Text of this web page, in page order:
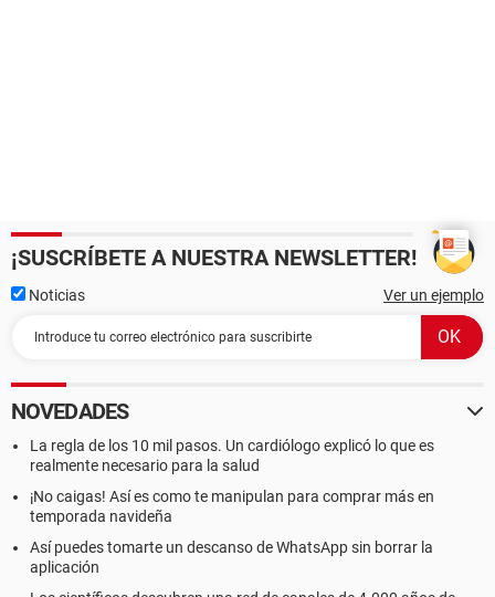
¡SUSCRÍBETE A NUESTRA NEWSLETTER!
Noticias Ver un ejemplo
NOVEDADES
La regla de los 10 mil pasos. Un cardiólogo explicó lo que es
realmente necesario para la salud
¡No caigas! Así es como te manipulan para comprar más en
temporada navideña
Así puedes tomarte un descanso de WhatsApp sin borrar la
aplicación